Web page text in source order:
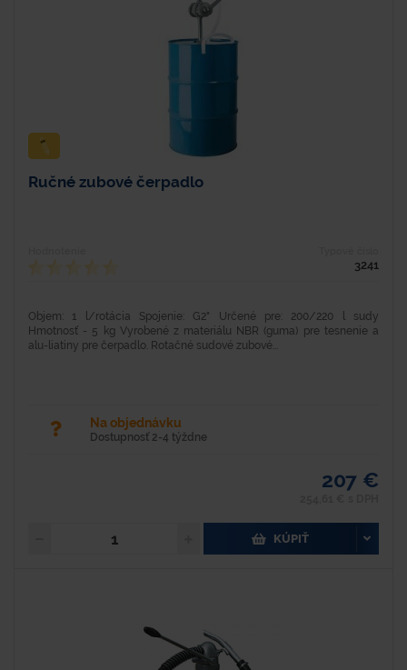
Ručné zubové čerpadlo
3241
Objem: 1 l/rotácia Spojenie: G2" Určené pre: 200/220 l sudy
Hmotnosť - 5 kg Vyrobené z materiálu NBR (guma) pre tesnenie a
alu-liatiny pre čerpadlo. Rotačné sudové zubové...
Na objednávku
Dostupnosť 2-4 týždne
207 €
KÚPIŤ